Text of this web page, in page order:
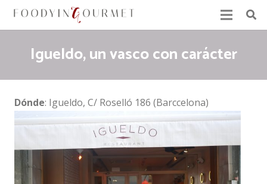
Igueldo, un vasco con carácter
Dónde: Igueldo, C/ Roselló 186 (Barccelona)